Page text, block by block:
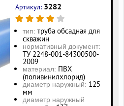
Артикул: 3282
тип: труба обсадная для
скважин
нормативный документ:
ТУ 2248-001-84300500-
2009
материал: ПВХ
(поливинилхлорид)
диаметр наружный: 125
мм
диаметр наружный